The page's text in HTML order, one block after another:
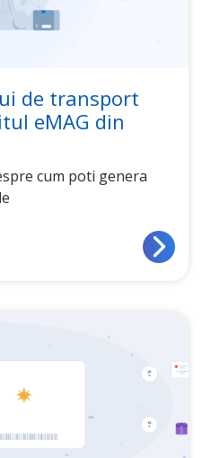
de transport
eMAG din
cum poti genera